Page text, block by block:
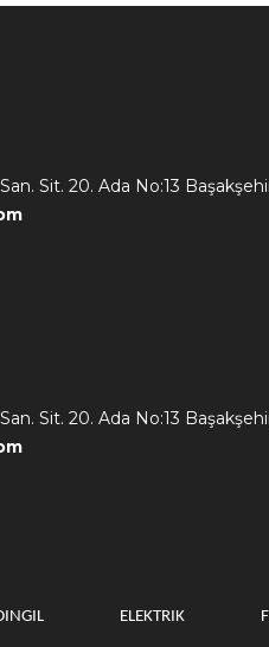
Sit. 20. Ada No:13
Sit. 20. Ada No:13
ELEKTRIK